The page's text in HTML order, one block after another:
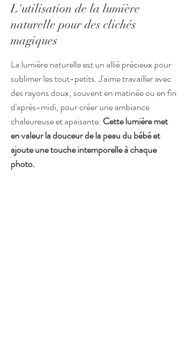
L'utilisation de la lumière
naturelle pour des clichés
magiques
La lumière naturelle est un allié précieux pour
sublimer les tout-petits. J'aime travailler avec
des rayons doux, souvent en matinée ou en fin
d'après-midi, pour créer une ambiance
chaleureuse et apaisante. Cette lumière met
en valeur la douceur de la peau du bébé et
ajoute une touche intemporelle à chaque
photo.